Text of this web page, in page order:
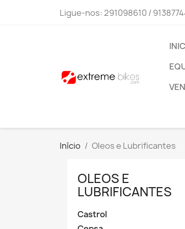
Ligue-nos: 291098610 /
Início Oleos e Lubrificantes
OLEOS E
LUBRIFICANTES
Castrol